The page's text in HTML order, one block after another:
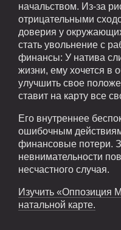
начальством. Из-за
отрицательными
доверия у
стать увольнение с
финансы: У натива
жизни, ему хочется в
улучшить свое
ставит на карту все
Его внутреннее
ошибочным
финансовые потери.
невнимательности
несчастного случая.
Изучить «Оппозиция
натальной карте.